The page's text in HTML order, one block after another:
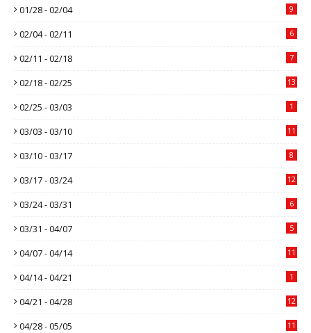
01/28 - 02/04 9
02/04 - 02/11 6
02/11 - 02/18 7
02/18 - 02/25 13
02/25 - 03/03 1
03/03 - 03/10 11
03/10 - 03/17 8
03/17 - 03/24 12
03/24 - 03/31 6
03/31 - 04/07 5
04/07 - 04/14 11
04/14 - 04/21 1
04/21 - 04/28 12
04/28 - 05/05 11